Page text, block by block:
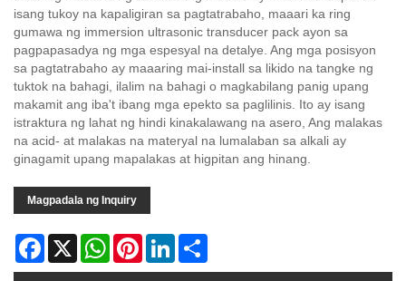
isang tukoy na kapaligiran sa pagtatrabaho, maaari ka ring
gumawa ng immersion ultrasonic transducer pack ayon sa
pagpapasadya ng mga espesyal na detalye. Ang mga posisyon
sa pagtatrabaho ay maaaring mai-install sa likido na tangke ng
tuktok na bahagi, ilalim na bahagi o magkabilang panig upang
makamit ang iba't ibang mga epekto sa paglilinis. Ito ay isang
istraktura ng lahat ng hindi kinakalawang na asero, Ang malakas
na acid- at malakas na materyal na lumalaban sa alkali ay
ginagamit upang mapalakas at higpitan ang hinang.
Magpadala ng Inquiry
Facebook
X WhatsAppPinterestLinkedIn